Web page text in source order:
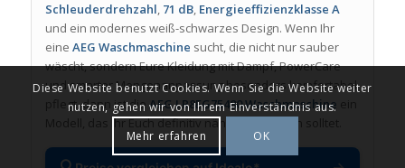
Schleuderdrehzahl, 71 dB, Energieeffizienzklasse A
und ein modernes weiß-schwarzes Design. Wenn Ihr
eine AEG Waschmaschine sucht, die nicht nur sauber
wäscht, sondern Eure Kleidung mit Dampf, PowerCare
und smarter Mengenanpassung besonders komfortabel
pflegt, dann ist die AEG LR8EG75480 Waschmaschine
Modell, das Ihr Euch definitiv näher anschauen solltet.
Diese Website benutzt Cookies. Wenn Sie die Website weiter
nutzen, gehen wir von Ihrem Einverständnis aus.
Mehr erfahren
OK